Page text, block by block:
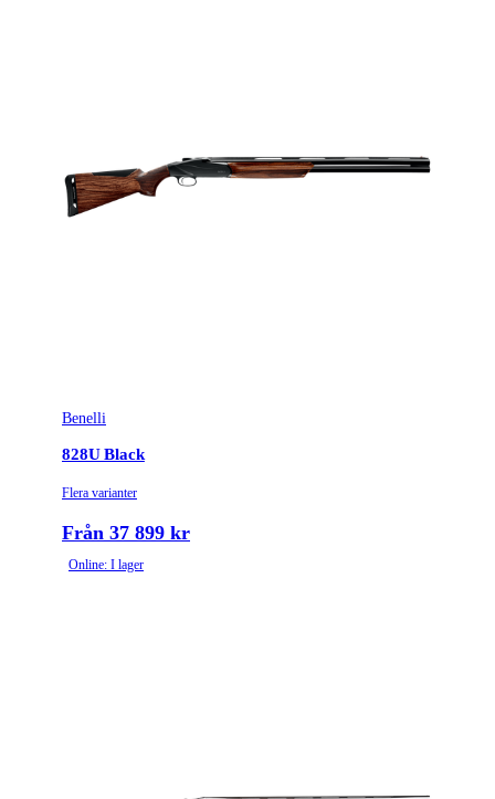
Benelli
828U Black
Flera varianter
Från 37 899 kr
Online: I lager